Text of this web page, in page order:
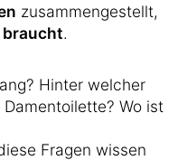
zusammengestellt,
.
Hinter welcher
Wo ist
Fragen wissen